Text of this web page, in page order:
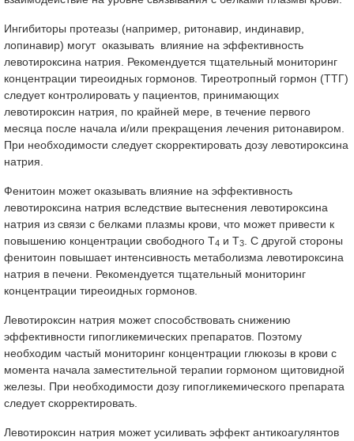
Ингибиторы протеазы (например, ритонавир, индинавир,
лопинавир) могут оказывать влияние на эффективность
левотироксина натрия. Рекомендуется тщательный мониторинг
концентрации тиреоидных гормонов. Тиреотропный гормон (ТТГ)
следует контролировать у пациентов, принимающих
левотироксин натрия, по крайней мере, в течение первого
месяца после начала и/или прекращения лечения ритонавиром.
При необходимости следует скорректировать дозу левотироксина
натрия.
Фенитоин может оказывать влияние на эффективность
левотироксина натрия вследствие вытеснения левотироксина
натрия из связи с белками плазмы крови, что может привести к
повышению концентрации свободного Т4 и Т3
. С другой стороны
фенитоин повышает интенсивность метаболизма левотироксина
натрия в печени. Рекомендуется тщательный мониторинг
концентрации тиреоидных гормонов.
Левотироксин натрия может способствовать снижению
эффективности гипогликемических препаратов. Поэтому
необходим частый мониторинг концентрации глюкозы в крови с
момента начала заместительной терапии гормоном щитовидной
железы. При необходимости дозу гипогликемического препарата
следует скорректировать.
Левотироксин натрия может усиливать эффект антикоагулянтов